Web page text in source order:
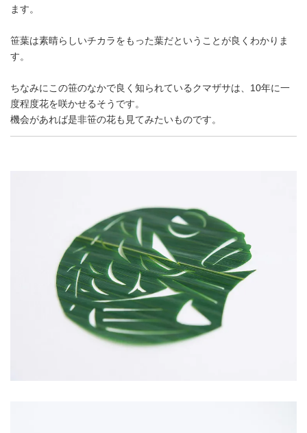
ます。
笹葉は素晴らしいチカラをもった葉だということが良くわかりま
す。
ちなみにこの笹のなかで良く知られているクマザサは、10年に一
度程度花を咲かせるそうです。
機会があれば是非笹の花も見てみたいものです。